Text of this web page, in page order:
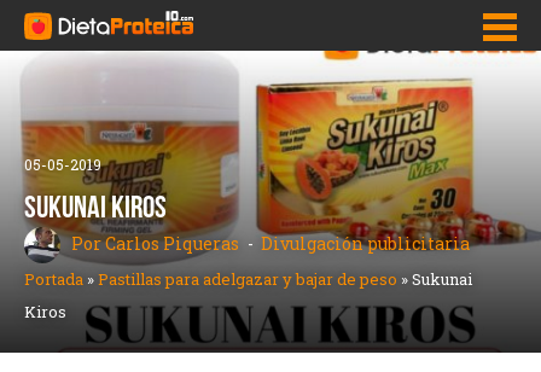
Inicio
Adelgazar Rápido
Dietas para bajar de peso
Pastillas para adelgazar y bajar de peso
Como bajar la panza
05-05-2019
SUKUNAI KIROS
Por Carlos Piqueras Divulgación publicitaria
Portada »Pastillas para adelgazar y bajar de peso »Sukunai
Kiros